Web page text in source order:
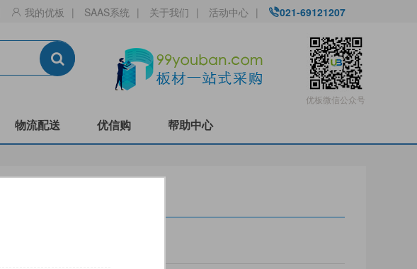
我的优板 | SAAS系统 | 关于我们 | 活动中心 | 021-69121207
优板微信公众号
物流配送 优信购 帮助中心